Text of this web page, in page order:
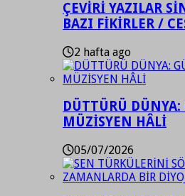
ÇEVİRİ YAZILAR
BAZI FİKİRLER /
2 hafta ago
DÜTTÜRÜ
MÜZİSYEN HÂLİ
05/07/2026